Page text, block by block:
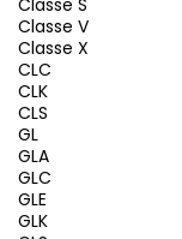
Classe S
Classe V
Classe X
CLC
CLK
CLS
GL
GLA
GLC
GLE
GLK